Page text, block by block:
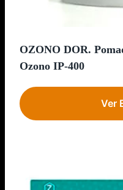
OZONO DOR.
Ozono IP-400
Ver